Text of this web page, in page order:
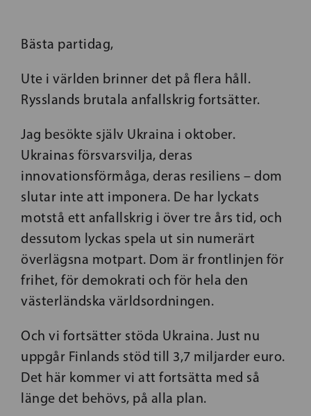
Bästa partidag,
Ute i världen brinner det på flera håll.
Rysslands brutala anfallskrig fortsätter.
Jag besökte själv Ukraina i oktober.
Ukrainas försvarsvilja, deras
innovationsförmåga, deras resiliens – dom
slutar inte att imponera. De har lyckats
motstå ett anfallskrig i över tre års tid, och
dessutom lyckas spela ut sin numerärt
överlägsna motpart. Dom är frontlinjen för
frihet, för demokrati och för hela den
västerländska världsordningen.
Och vi fortsätter stöda Ukraina. Just nu
uppgår Finlands stöd till 3,7 miljarder euro.
Det här kommer vi att fortsätta med så
länge det behövs, på alla plan.